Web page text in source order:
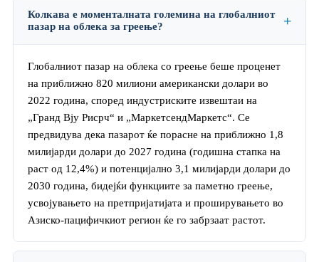
Колкава е моменталната големина на глобалниот
пазар на облека за греење?
Глобалниот пазар на облека со греење беше проценет
на приближно 820 милиони американски долари во
2022 година, според индустриските извештаи на
„Гранд Вју Рисрч“ и „МаркетсендМаркетс“. Се
предвидува дека пазарот ќе порасне на приближно 1,8
милијарди долари до 2027 година (годишна стапка на
раст од 12,4%) и потенцијално 3,1 милијарди долари до
2030 година, бидејќи функциите за паметно греење,
усвојувањето на претпријатијата и проширувањето во
Азиско-пацифичкиот регион ќе го забрзаат растот.